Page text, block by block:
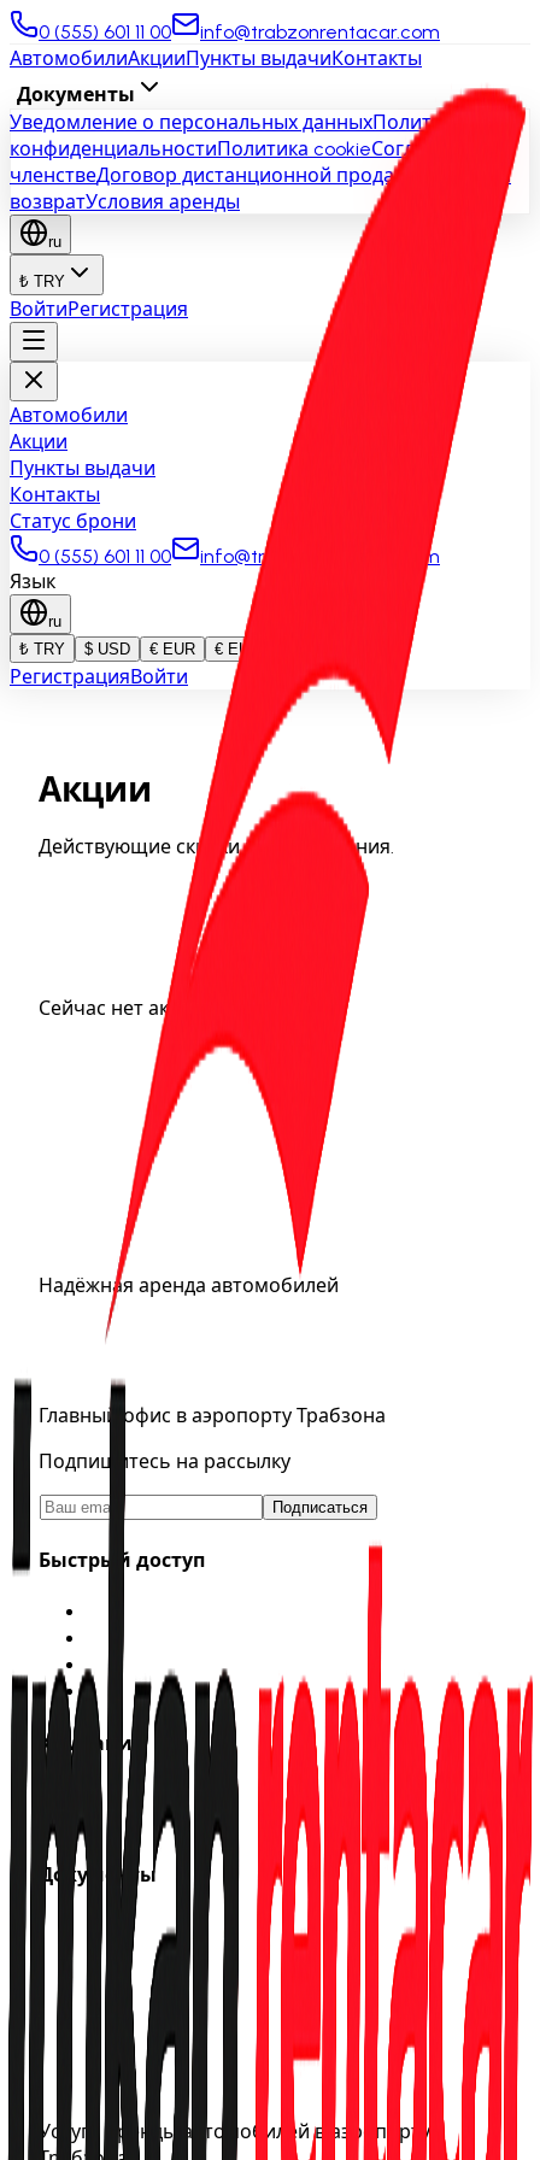
0 (555) 601 11 00
info@trabzonrentacar.com
АвтомобилиАкцииПункты выдачиКонтакты
Документы
Уведомление о персональных данныхПолитика
конфиденциальностиПолитика cookieСоглашение о
членствеДоговор дистанционной продажи
Отмена и
возвратУсловия аренды
ru
₺ TRY
ВойтиРегистрация
Автомобили
Акции
Пункты выдачи
Контакты
Статус брони
0 (555) 601 11 00
info@trabzonrentacar.com
Язык
ru
₺ TRY
$ USD € EUR € EUR
РегистрацияВойти
Акции
Действующие скидки и предложения.
Сейчас нет активных акций.
Надёжная аренда автомобилей
0 (555) 601 11 00
Главный офис в аэропорту Трабзона
Подпишитесь на рассылку
Подписаться
Быстрый доступ
Акции
Пункты выдачи
Статус брони
Компания
О нас
Контакты
Документы
Уведомление о персональных данных
Политика конфиденциальности
Политика cookie
Соглашение о членстве
Договор дистанционной продажи
Отмена и возврат
Условия аренды
Услуги аренды автомобилей в аэропорту